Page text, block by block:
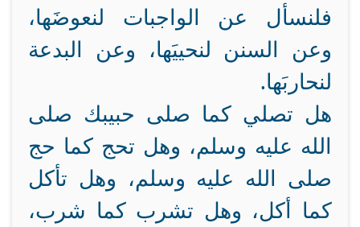
فلنسأل عن الواجبات لنعوضَها،
وعن السنن لنحييَها، وعن البدعة
لنحاربَها.
هل تصلي كما صلى حبيبك صلى
الله عليه وسلم، وهل تحج كما حج
صلى الله عليه وسلم، وهل تأكل
كما أكل، وهل تشرب كما شرب،